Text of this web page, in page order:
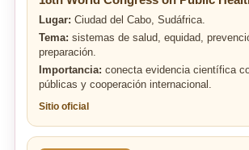
Lugar: Ciudad del Cabo, Sudáfrica.
Tema: sistemas de salud, equidad,
preparación.
Importancia: conecta evidencia científica
públicas y cooperación internacional.
Sitio oficial